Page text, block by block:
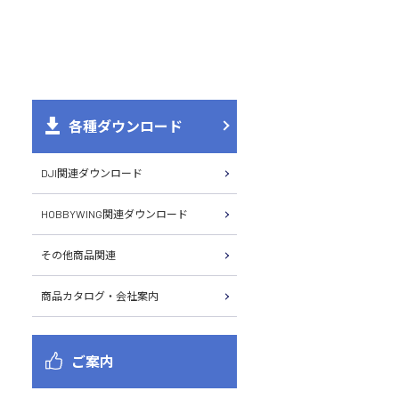
各種ダウンロード
DJI関連ダウンロード
HOBBYWING関連ダウンロード
その他商品関連
商品カタログ・会社案内
ご案内